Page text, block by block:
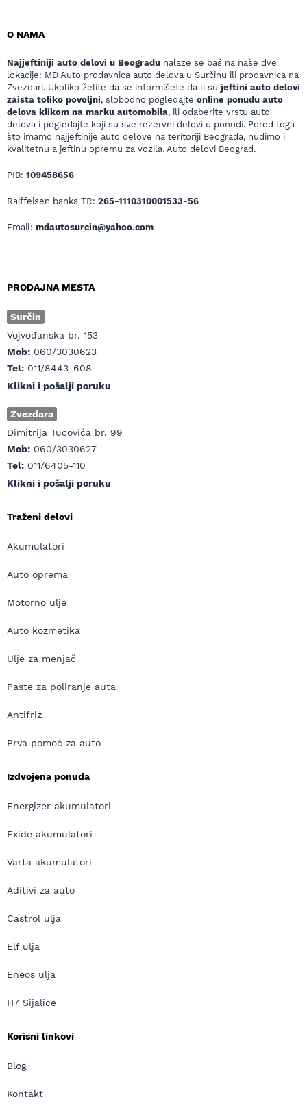
O NAMA
Najjeftiniji auto delovi u Beogradu nalaze se baš na naše dve
lokacije: MD Auto prodavnica auto delova u Surčinu ili prodavnica na
Zvezdari. Ukoliko želite da se informišete da li su jeftini auto delovi
zaista toliko povoljni, slobodno pogledajte online ponudu auto
delova klikom na marku automobila, ili odaberite vrstu auto
delova i pogledajte koji su sve rezervni delovi u ponudi. Pored toga
što imamo najjeftinije auto delove na teritoriji Beograda, nudimo i
kvalitetnu a jeftinu opremu za vozila. Auto delovi Beograd.
PIB: 109458656
Raiffeisen banka TR: 265-1110310001533-56
Email: mdautosurcin@yahoo.com
PRODAJNA MESTA
Surčin
Vojvođanska br. 153
Mob: 060/3030623
Tel: 011/8443-608
Klikni i pošalji poruku
Zvezdara
Dimitrija Tucovića br. 99
Mob: 060/3030627
Tel: 011/6405-110
Klikni i pošalji poruku
Traženi delovi
Akumulatori
Auto oprema
Motorno ulje
Auto kozmetika
Ulje za menjač
Paste za poliranje auta
Antifriz
Prva pomoć za auto
Izdvojena ponuda
Energizer akumulatori
Exide akumulatori
Varta akumulatori
Aditivi za auto
Castrol ulja
Elf ulja
Eneos ulja
H7 Sijalice
Korisni linkovi
Blog
Kontakt